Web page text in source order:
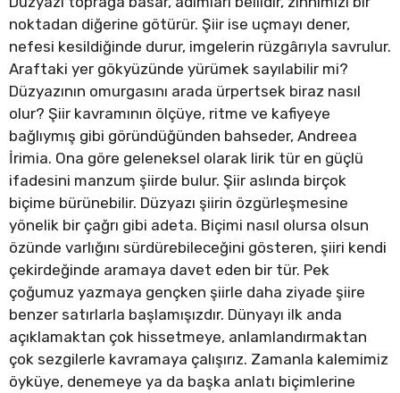
noktadan diğerine götürür. Şiir ise uçmayı dener,
nefesi kesildiğinde durur, imgelerin rüzgârıyla savrulur.
Araftaki yer gökyüzünde yürümek sayılabilir mi?
Düzyazının omurgasını arada ürpertsek biraz nasıl
olur? Şiir kavramının ölçüye, ritme ve kafiyeye
bağlıymış gibi göründüğünden bahseder, Andreea
İrimia. Ona göre geleneksel olarak lirik tür en güçlü
ifadesini manzum şiirde bulur. Şiir aslında birçok
biçime bürünebilir. Düzyazı şiirin özgürleşmesine
yönelik bir çağrı gibi adeta. Biçimi nasıl olursa olsun
özünde varlığını sürdürebileceğini gösteren, şiiri kendi
çekirdeğinde aramaya davet eden bir tür. Pek
çoğumuz yazmaya gençken şiirle daha ziyade şiire
benzer satırlarla başlamışızdır. Dünyayı ilk anda
açıklamaktan çok hissetmeye, anlamlandırmaktan
çok sezgilerle kavramaya çalışırız. Zamanla kalemimiz
öyküye, denemeye ya da başka anlatı biçimlerine